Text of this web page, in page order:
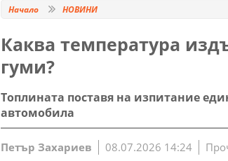
Начало НОВИНИ
Каква температура
гуми?
Топлината поставя на изпитание
автомобила
Петър Захариев 08.07.2026 14:24